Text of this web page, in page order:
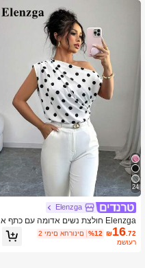
24
Elenzga
Elenzga חולצת נשים אדומה עם כתף א
סימטרית וקפלים
₪16.72
%12
2 ימים אחרונים
משוער